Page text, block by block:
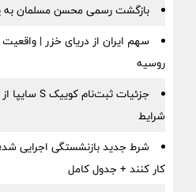
بازگشت رسمی محسن مسلمان
سهم ایران از دریای خزر |
روسیه
شرایط
کار کنند + جدول کامل